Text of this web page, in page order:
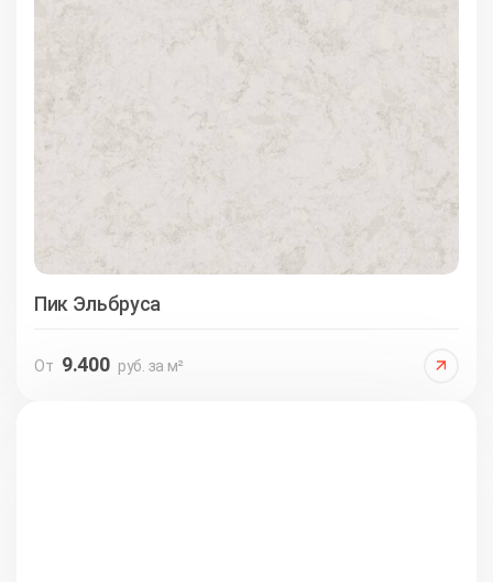
Пик Эльбруса
От 9.400 руб. за м²